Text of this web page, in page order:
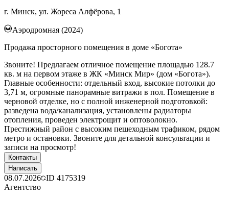
г. Минск, ул. Жореса Алфёрова, 1
Аэродромная (2024)
Продажа просторного помещения в доме «Богота»
Звоните! Предлагаем отличное помещение площадью 128.7
кв. м на первом этаже в ЖК «Минск Мир» (дом «Богота»).
Главные особенности: отдельный вход, высокие потолки до
3,71 м, огромные панорамные витражи в пол. Помещение в
черновой отделке, но с полной инженерной подготовкой:
разведена вода/канализация, установлены радиаторы
отопления, проведен электрощит и оптоволокно.
Престижный район с высоким пешеходным трафиком, рядом
метро и остановки. Звоните для детальной консультации и
записи на просмотр!
Контакты
Написать
08.07.2026 ID 4175319
Агентство